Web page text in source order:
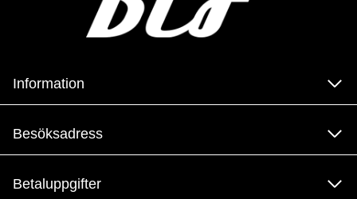
Information
Besöksadress
Betaluppgifter